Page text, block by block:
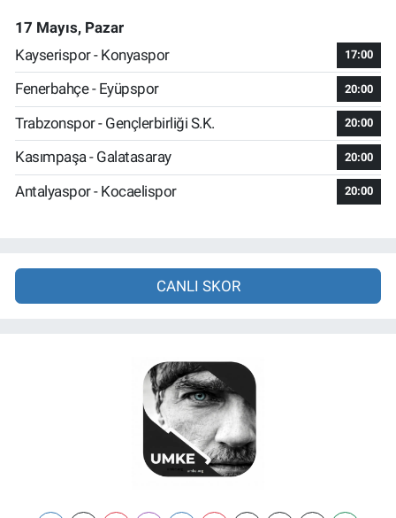
17 Mayıs, Pazar
Kayserispor - Konyaspor
17:00
Fenerbahçe - Eyüpspor 20:00
Trabzonspor - Gençlerbirliği S.K. 20:00
Kasımpaşa - Galatasaray 20:00
Antalyaspor - Kocaelispor 20:00
CANLI SKOR